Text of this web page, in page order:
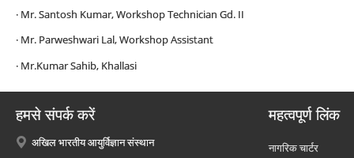
· Mr. Santosh Kumar, Workshop Technician Gd. II
· Mr. Parweshwari Lal, Workshop Assistant
· Mr.Kumar Sahib, Khallasi
हमसे संपर्क करें
अखिल भारतीय आयुर्विज्ञान संस्थान
महत्वपूर्ण लिंक
नागरिक चार्टर